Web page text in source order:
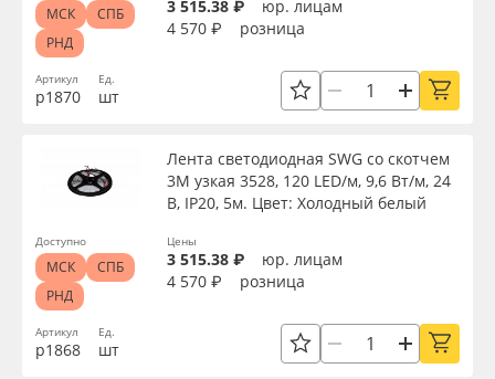
Применить
Сбросить фильтр
Артикул
р1870
Ед.
шт
3 515.38 ₽
юр. лицам
4 570 ₽
розница
МСК
СПБ
РНД
Артикул
р1868
Лента светодиодная SWG со скотчем
3М узкая 3528, 120 LED/м, 9,6 Вт/м, 24
В, IP20, 5м. Цвет: Холодный белый
Ед.
шт
Цены
3 515.38 ₽
юр. лицам
4 570 ₽
розница
Доступно
МСК
СПБ
РНД